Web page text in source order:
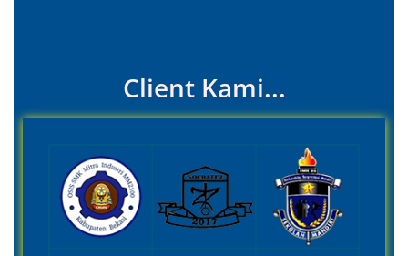
Client Kami...